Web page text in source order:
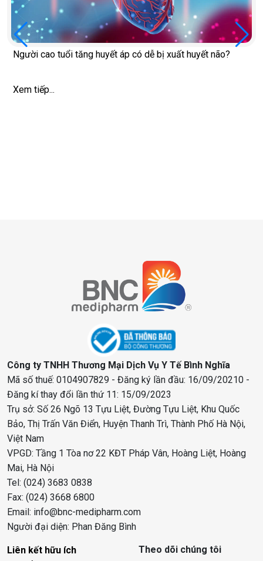
Người cao tuổi tăng huyết áp có dễ bị xuất huyết não?
Xem tiếp...
Công ty TNHH Thương Mại Dịch Vụ Y Tế Bình Nghĩa
Mã số thuế: 0104907829 - Đăng ký lần đầu: 16/09/20210 -
Đăng kí thay đổi lần thứ 11: 15/09/2023
Trụ sở: Số 26 Ngõ 13 Tựu Liệt, Đường Tựu Liệt, Khu Quốc
Bảo, Thị Trấn Văn Điển, Huyện Thanh Trì, Thành Phố Hà Nội,
Việt Nam
VPGD: Tầng 1 Tòa nơ 22 KĐT Pháp Vân, Hoàng Liệt, Hoàng
Mai, Hà Nội
Tel: (024) 3683 0838
Fax: (024) 3668 6800
Email: info@bnc-medipharm.com
Người đại diện: Phan Đăng Bình
Liên kết hữu ích
Theo dõi chúng tôi